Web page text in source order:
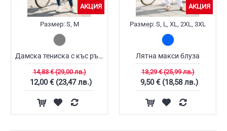
АКЦИЯ
Размер:S, M
Дамска тениска с къс ръкав
14,83 € (29,00 лв.)
12,00 € (23,47 лв.)
АКЦИЯ
Размер: S, L, XL, 2XL, 3XL
Лятна макси блуза
13,29 € (25,99 лв.)
9,50 € (18,58 лв.)